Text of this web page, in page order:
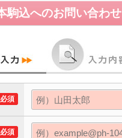
駒込へのお問い合わせ
必須
必須